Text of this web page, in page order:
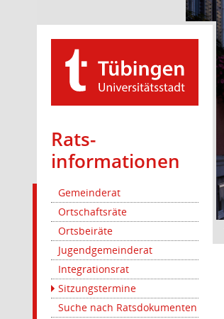
Rats­
informationen
Gemeinderat
Ortschaftsräte
Ortsbeiräte
Jugendgemeinderat
Integrationsrat
Sitzungstermine
Suche nach Ratsdokumenten